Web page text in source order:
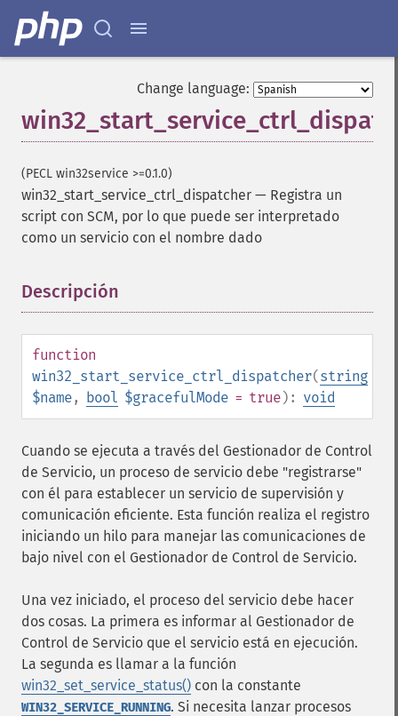
Change language:
(PECL win32service >=0.1.0)
win32_start_service_ctrl_dispatcher — Registra un
script con SCM, por lo que puede ser interpretado
como un servicio con el nombre dado
Descripción
function
win32_start_service_ctrl_dispatcher(string
$name, bool $gracefulMode = true): void
Cuando se ejecuta a través del Gestionador de Control
de Servicio, un proceso de servicio debe "registrarse"
con él para establecer un servicio de supervisión y
comunicación eficiente. Esta función realiza el registro
iniciando un hilo para manejar las comunicaciones de
bajo nivel con el Gestionador de Control de Servicio.
Una vez iniciado, el proceso del servicio debe hacer
dos cosas. La primera es informar al Gestionador de
Control de Servicio que el servicio está en ejecución.
La segunda es llamar a la función
win32_set_service_status() con la constante
WIN32_SERVICE_RUNNING. Si necesita lanzar procesos